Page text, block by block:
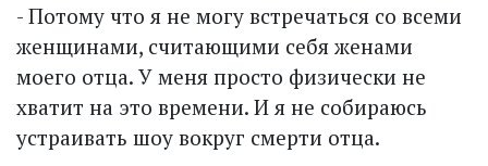
- Потому что я не могу встречаться со всеми
женщинами, считающими себя женами
моего отца. У меня просто физически не
хватит на это времени. И я не собираюсь
устраивать шоу вокруг смерти отца.